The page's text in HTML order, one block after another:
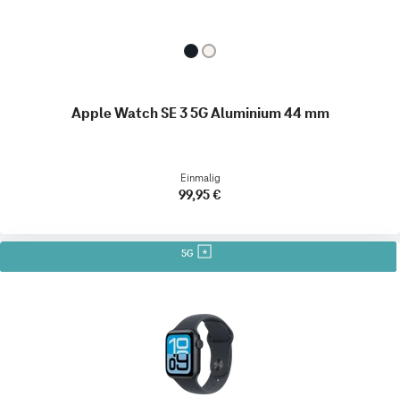
Apple Watch SE 3 5G Aluminium 44 mm
Einmalig
99,95 €
5G